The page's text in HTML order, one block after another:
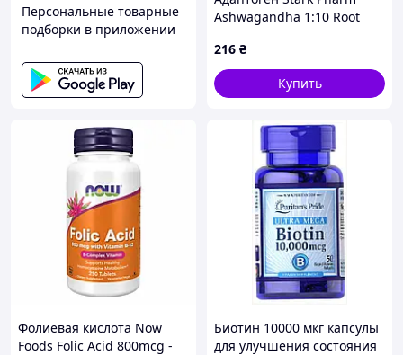
Персональные товарные
подборки в приложении
Ashwagandha 1:10 Root
стресу та покращення
якості сну
216 ₴
Купить
Фолиевая кислота Now
Foods Folic Acid 800mcg -
Биотин 10000 мкг капсулы
для улучшения состояния